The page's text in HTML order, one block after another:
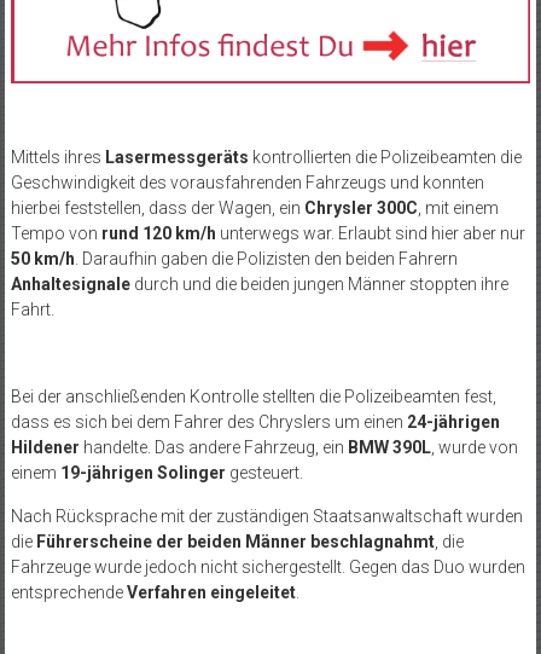
Mittels ihres Lasermessgeräts kontrollierten die Polizeibeamten die
Geschwindigkeit des vorausfahrenden Fahrzeugs und konnten
hierbei feststellen, dass der Wagen, ein Chrysler 300C , mit einem
Tempo von rund 120 km/h unterwegs war. Erlaubt sind hier aber nur
50 km/h . Daraufhin gaben die Polizisten den beiden Fahrern
Anhaltesignaledurch und die beiden jungen Männer stoppten ihre
Fahrt.
Bei der anschließenden Kontrolle stellten die Polizeibeamten fest,
dass es sich bei dem Fahrer des Chryslers um einen 24-jährigen
Hildener handelte. Das andere Fahrzeug, ein BMW 390L, wurde von
einem 19-jährigen Solinger gesteuert.
Nach Rücksprache mit der zuständigen Staatsanwaltschaft wurden
die Führerscheine der beiden Männer beschlagnahmt, die
Fahrzeuge wurde jedoch nicht sichergestellt. Gegen das Duo wurden
entsprechendeVerfahren eingeleitet.